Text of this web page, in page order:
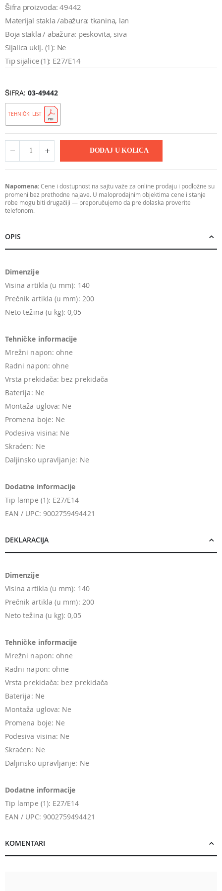
Šifra proizvoda: 49442
Materijal stakla /abažura: tkanina, lan
Boja stakla / abažura: peskovita, siva
Sijalica uklj. (1): Ne
Tip sijalice (1): E27/E14
ŠIFRA 03-49442
TEHNIČKI LIST
DODAJ U KOLICA
Napomena:Cene i dostupnost na sajtu važe za online prodaju i podložne su
promeni bez prethodne najave. U maloprodajnim objektima cene i stanje
robe mogu biti drugačiji — preporučujemo da pre dolaska proverite
telefonom.
OPIS
Dimenzije
Visina artikla (u mm): 140
Prečnik artikla (u mm): 200
Neto težina (u kg): 0,05
Tehničke informacije
Mrežni napon: ohne
Radni napon: ohne
Vrsta prekidača: bez prekidača
Baterija: Ne
Montaža uglova: Ne
Promena boje: Ne
Podesiva visina: Ne
Skraćen: Ne
Daljinsko upravljanje: Ne
Dodatne informacije
Tip lampe (1): E27/E14
EAN / UPC: 9002759494421
DEKLARACIJA
Dimenzije
Visina artikla (u mm): 140
Prečnik artikla (u mm): 200
Neto težina (u kg): 0,05
Tehničke informacije
Mrežni napon: ohne
Radni napon: ohne
Vrsta prekidača: bez prekidača
Baterija: Ne
Montaža uglova: Ne
Promena boje: Ne
Podesiva visina: Ne
Skraćen: Ne
Daljinsko upravljanje: Ne
Dodatne informacije
Tip lampe (1): E27/E14
EAN / UPC: 9002759494421
KOMENTARI